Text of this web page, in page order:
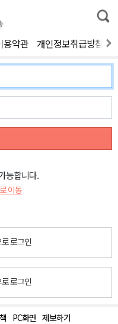
통
합
색
용약관 개인정보취급방침
능합니다.
이동
로그인
로그인
PC화면 제보하기